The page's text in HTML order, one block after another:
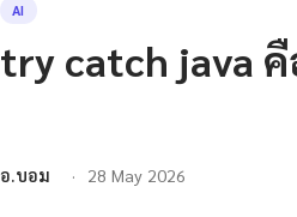
AI
try catch java
อ.บอม 28 May 2026